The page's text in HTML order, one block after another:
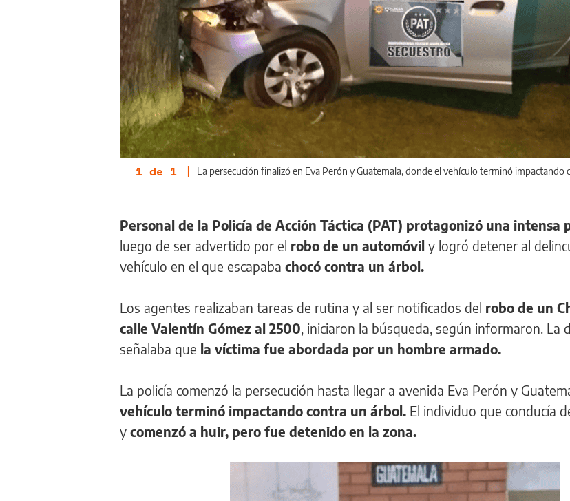
1 de 1 | La persecución finalizó en Eva Perón y Guatemala, donde el vehículo terminó impactando
Personal de la Policía de Acción Táctica (PAT) protagonizó una intensa
luego de ser advertido por el robo de un automóvil y logró detener al
vehículo en el que escapaba chocó contra un árbol.
Los agentes realizaban tareas de rutina y al ser notificados del robo de un
calle Valentín Gómez al 2500 , iniciaron la búsqueda, según informaron. La
señalaba que la víctima fue abordada por un hombre armado.
La policía comenzó la persecución hasta llegar a avenida Eva Perón y
vehículo terminó impactando contra un árbol. El individuo que conducía
y comenzó a huir, pero fue detenido en la zona.